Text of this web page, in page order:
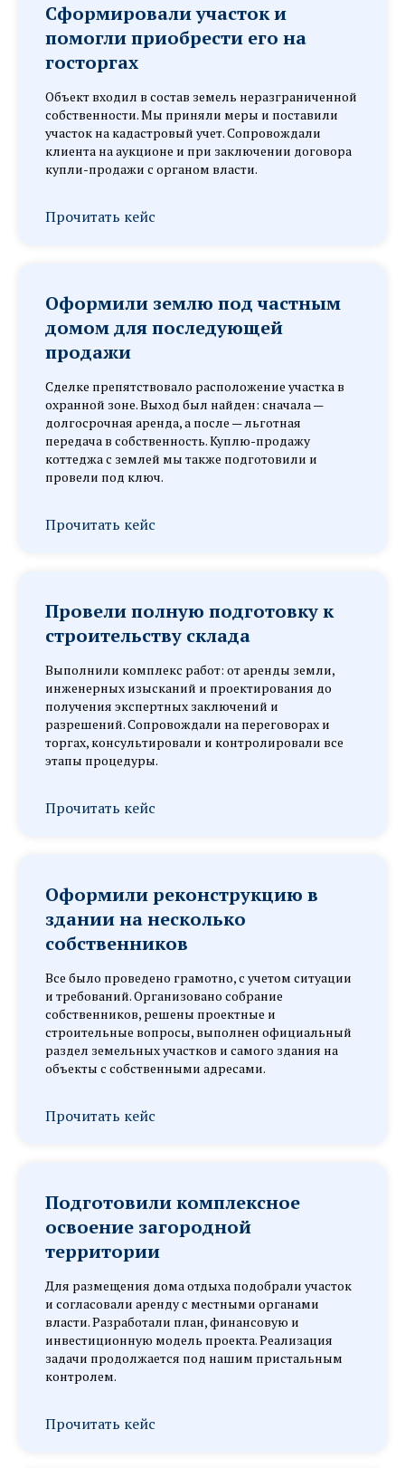
Сформировали участок и
помогли приобрести его на
госторгах
Объект входил в состав земель неразграниченной
собственности. Мы приняли меры и поставили
участок на кадастровый учет. Сопровождали
клиента на аукционе и при заключении договора
купли-продажи с органом власти.
Прочитать кейс
Оформили землю под частным
домом для последующей
продажи
Сделке препятствовало расположение участка в
охранной зоне. Выход был найден: сначала —
долгосрочная аренда, а после — льготная
передача в собственность. Куплю-продажу
коттеджа с землей мы также подготовили и
провели под ключ.
Прочитать кейс
Провели полную подготовку к
строительству склада
Выполнили комплекс работ: от аренды земли,
инженерных изысканий и проектирования до
получения экспертных заключений и
разрешений. Сопровождали на переговорах и
торгах, консультировали и контролировали все
этапы процедуры.
Прочитать кейс
Оформили реконструкцию в
здании на несколько
собственников
Все было проведено грамотно, с учетом ситуации
и требований. Организовано собрание
собственников, решены проектные и
строительные вопросы, выполнен официальный
раздел земельных участков и самого здания на
объекты с собственными адресами.
Прочитать кейс
Подготовили комплексное
освоение загородной
территории
Для размещения дома отдыха подобрали участок
и согласовали аренду с местными органами
власти. Разработали план, финансовую и
инвестиционную модель проекта. Реализация
задачи продолжается под нашим пристальным
контролем.
Прочитать кейс